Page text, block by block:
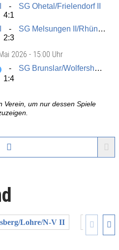
SG Ohetal/Frielendorf II
4:1
SG Melsungen II/Rhünda
2:3
2026 - 15:00 Uhr
SG Brunslar/Wolfershausen II
1:4
Verein, um nur dessen Spiele
Lohre/N-V II SG